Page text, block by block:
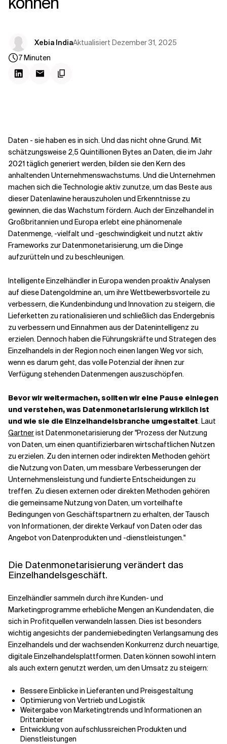
Verwandte Themen
Xebia IndiaAktualisiert Dezember 31, 2025
7Minuten
Daten - sie haben es in sich. Und das nicht ohne Grund. Mit
schätzungsweise 2,5 Quintillionen Bytes an Daten, die im Jahr
2021 täglich generiert werden, bilden sie den Kern des
anhaltenden Unternehmenswachstums. Und die Unternehmen
machen sich die Technologie aktiv zunutze, um das Beste aus
dieser Datenlawine herauszuholen und Erkenntnisse zu
gewinnen, die das Wachstum fördern. Auch der Einzelhandel in
Großbritannien und Europa erlebt eine phänomenale
Datenmenge, -vielfalt und -geschwindigkeit und nutzt aktiv
Frameworks zur Datenmonetarisierung, um die Dinge
aufzurütteln und zu beschleunigen.
Intelligente Einzelhändler in Europa wenden proaktiv Analysen
auf diese Datengoldmine an, um ihre Wettbewerbsvorteile zu
verbessern, die Kundenbindung und Innovation zu steigern, die
Lieferketten zu rationalisieren und schließlich das Endergebnis
zu verbessern und Einnahmen aus der Datenintelligenz zu
erzielen. Dennoch haben die Führungskräfte und Strategen des
Einzelhandels in der Region noch einen langen Weg vor sich,
wenn es darum geht, das volle Potenzial der ihnen zur
Verfügung stehenden Datenmengen auszuschöpfen.
Bevor wir weitermachen, sollten wir eine Pause einlegen
und verstehen, was Datenmonetarisierung wirklich ist
und wie sie die Einzelhandelsbranche umgestaltet. Laut
Gartnerist Datenmonetarisierung der "Prozess der Nutzung
von Daten, um einen quantifizierbaren wirtschaftlichen Nutzen
zu erzielen. Zu den internen oder indirekten Methoden gehört
die Nutzung von Daten, um messbare Verbesserungen der
Unternehmensleistung und fundierte Entscheidungen zu
treffen. Zu diesen externen oder direkten Methoden gehören
die gemeinsame Nutzung von Daten, um vorteilhafte
Bedingungen von Geschäftspartnern zu erhalten, der Tausch
von Informationen, der direkte Verkauf von Daten oder das
Angebot von Datenprodukten und -dienstleistungen."
Die Datenmonetarisierung verändert das
Einzelhandelsgeschäft.
Einzelhändler sammeln durch ihre Kunden- und
Marketingprogramme erhebliche Mengen an Kundendaten, die
sich in Profitquellen verwandeln lassen. Dies ist besonders
wichtig angesichts der pandemiebedingten Verlangsamung des
Einzelhandels und der wachsenden Konkurrenz durch neuartige,
digitale Einzelhandelsplattformen. Daten können sowohl intern
als auch extern genutzt werden, um den Umsatz zu steigern:
Bessere Einblicke in Lieferanten und Preisgestaltung
Optimierung von Vertrieb und Logistik
Weitergabe von Marketingtrends und Informationen an
Drittanbieter
Entwicklung von aufschlussreichen Produkten und
Dienstleistungen